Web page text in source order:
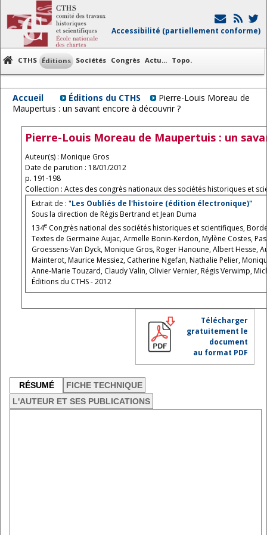
Accessibilité (partiellement conforme)
CTHS Éditions Sociétés Congrès Actu... Topo.
Accueil Éditions du CTHS
Pierre-Louis Moreau de
Maupertuis : un savant encore à découvrir ?
Pierre-Louis Moreau de Maupertuis : un
Auteur(s) : Monique Gros
Date de parution : 18/01/2012
p. 191-198
Collection : Actes des congrès nationaux des sociétés historiques et
Extrait de : "Les Oubliés de l'histoire (édition électronique)"
Sous la direction de Régis Bertrand et Jean Duma
134e Congrès national des sociétés historiques et scientifiques,
Textes de Germaine Aujac, Armelle Bonin-Kerdon, Mylène Costes,
Groessens-Van Dyck, Monique Gros, Roger Hanoune, Albert Hesse,
Mainterot, Maurice Messiez, Catherine Ngefan, Nathalie Pelier,
Anne-Marie Touzard, Claudy Valin, Olivier Vernier, Régis Verwimp,
Éditions du CTHS - 2012
Télécharger
gratuitement le
document
au format PDF
RÉSUMÉ
FICHE TECHNIQUE
L'AUTEUR ET SES PUBLICATIONS